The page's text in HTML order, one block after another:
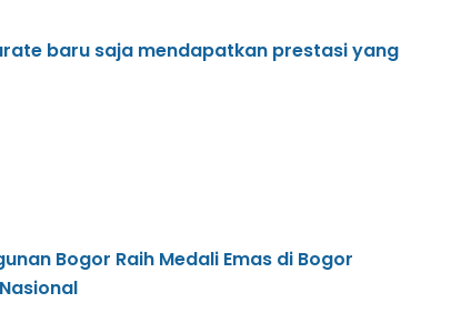
baru saja mendapatkan prestasi yang
Bogor Raih Medali Emas di Bogor